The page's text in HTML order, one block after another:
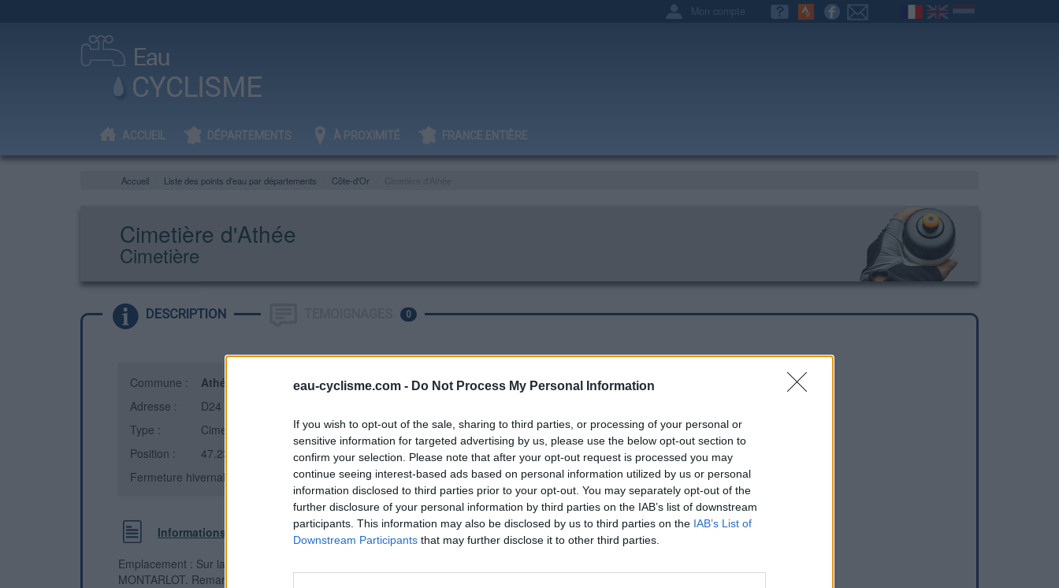
eau-cyclisme.com - Do Not Process My Personal Information
If you wish to opt-out of the sale, sharing to third parties, or processing of your personal or
sensitive information for targeted advertising by us, please use the below opt-out section to
confirm your selection. Please note that after your opt-out request is processed you may
continue seeing interest-based ads based on personal information utilized by us or personal
information disclosed to third parties prior to your opt-out. You may separately opt-out of the
further disclosure of your personal information by third parties on the IAB’s list of downstream
participants. This information may also be disclosed by us to third parties on the IAB’s List of
Downstream Participants that may further disclose it to other third parties.
Mon compte
ACCUEIL DÉPARTEMENTS À PROXIMITÉ FRANCE ENTIÈRE
Accueil Liste des points d'eau par départements Côte-d'Or
Cimetière d'Athée
Cimetière
DESCRIPTION 0
Commune : Athée
Adresse :
D24
Type :
Cimetière
Position :
47.231517°N, 5.370064°E
Fermeture hivernale : information inconnue
Informations complémentaires
Emplacement : Sur la route principale D 24 entre ATHEE & MAGNY-
MONTARLOT. Remarques : Robinet d'eau dans le cimetière
Afficher la carte